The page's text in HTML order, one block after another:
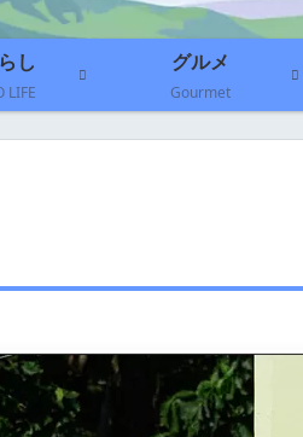
し
LIFE
グルメ
Gourmet